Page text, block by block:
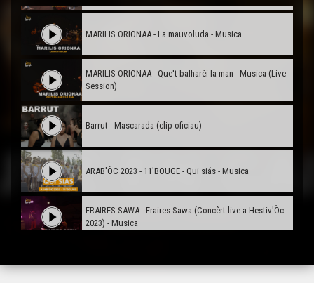
MARILIS ORIONAA - La mauvoluda - Musica
MARILIS ORIONAA - Que't balharèi la man - Musica (Live
Session)
Barrut - Mascarada (clip oficiau)
ARAB'ÒC 2023 - 11'BOUGE - Qui siás - Musica
FRAIRES SAWA - Fraires Sawa (Concèrt live a Hestiv'Òc
2023) - Musica
CxK - Lo mèrlhe (Concèrt live a Hestiv'Òc 2023) - Musica